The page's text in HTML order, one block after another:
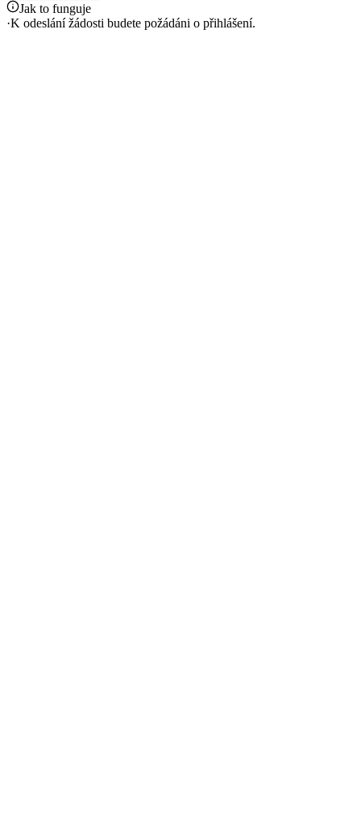
Jak to funguje
·K odeslání žádosti budete požádáni o přihlášení.